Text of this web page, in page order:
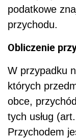
podatkowe
przychodu.
Obliczenie
W przypadku
których
obce,
tych usług
Przychodem